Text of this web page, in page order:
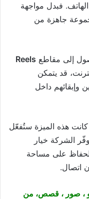
فبدل مواجهة
جاهزة من
إلى مقاطع Reels
قد يتمكن
وإبقائهم داخل
كانت هذه الميزة ستُفعّل
الشركة خيار
على مساحة
اتصال.
، صور ، قصص، من